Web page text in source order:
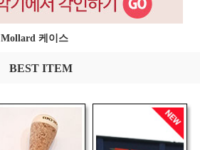
Mollard 케이스
BEST ITEM